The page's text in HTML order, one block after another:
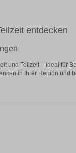
entdecken
und Teilzeit – ideal für
in Ihrer Region und